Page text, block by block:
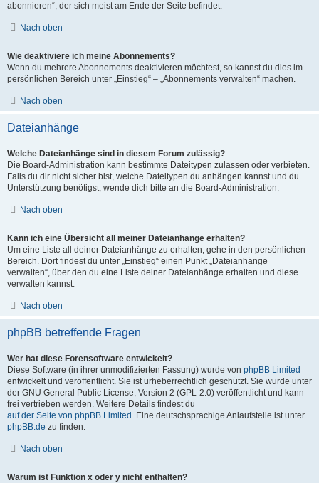
abonnieren“, der sich meist am Ende der Seite befindet.
Nach oben
Wie deaktiviere ich meine Abonnements?
Wenn du mehrere Abonnements deaktivieren möchtest, so kannst du dies im
persönlichen Bereich unter „Einstieg“ – „Abonnements verwalten“ machen.
Nach oben
Dateianhänge
Welche Dateianhänge sind in diesem Forum zulässig?
Die Board-Administration kann bestimmte Dateitypen zulassen oder verbieten.
Falls du dir nicht sicher bist, welche Dateitypen du anhängen kannst und du
Unterstützung benötigst, wende dich bitte an die Board-Administration.
Nach oben
Kann ich eine Übersicht all meiner Dateianhänge erhalten?
Um eine Liste all deiner Dateianhänge zu erhalten, gehe in den persönlichen
Bereich. Dort findest du unter „Einstieg“ einen Punkt „Dateianhänge
verwalten“, über den du eine Liste deiner Dateianhänge erhalten und diese
verwalten kannst.
Nach oben
phpBB betreffende Fragen
Wer hat diese Forensoftware entwickelt?
Diese Software (in ihrer unmodifizierten Fassung) wurde von phpBB Limited
entwickelt und veröffentlicht. Sie ist urheberrechtlich geschützt. Sie wurde unter
der GNU General Public License, Version 2 (GPL-2.0) veröffentlicht und kann
frei vertrieben werden. Weitere Details findest du
auf der Seite von phpBB Limited . Eine deutschsprachige Anlaufstelle ist unter
phpBB.de zu finden.
Nach oben
Warum ist Funktion x oder y nicht enthalten?